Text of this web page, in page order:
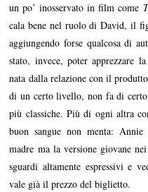
un po’ inosservato in film come
cala bene nel ruolo di David, il
aggiungendo forse qualcosa di
stato, invece, poter apprezzare
nata dalla relazione con il
di un certo livello, non fa di certo
più classiche. Più di ogni altra
buon sangue non menta:
madre ma la versione giovane
sguardi altamente espressivi e
vale già il prezzo del biglietto.